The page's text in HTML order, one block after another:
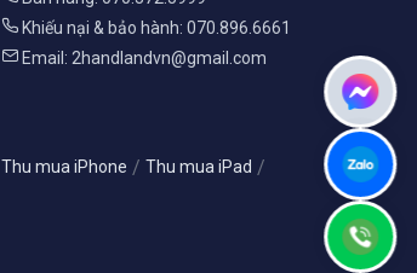
Khiếu nại & bảo hành: 070.896.6661
Email: 2handlandvn@gmail.com
Thu mua iPhone / Thu mua iPad /